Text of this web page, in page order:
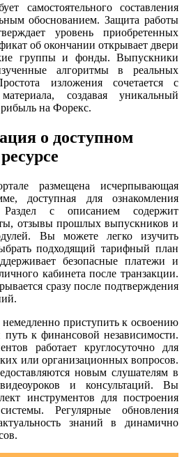
самостоятельного составления
обоснованием. Защита работы
уровень приобретенных
об окончании открывает двери
группы и фонды. Выпускники
алгоритмы в реальных
изложения сочетается с
создавая уникальный
на Форекс.
о доступном
размещена исчерпывающая
доступная для ознакомления
с описанием содержит
отзывы прошлых выпускников и
Вы можете легко изучить
подходящий тарифный план
безопасные платежи и
кабинета после транзакции.
сразу после подтверждения
немедленно приступить к освоению
к финансовой независимости.
работает круглосуточно для
или организационных вопросов.
новым слушателям в
и консультаций. Вы
инструментов для построения
Регулярные обновления
знаний в динамично